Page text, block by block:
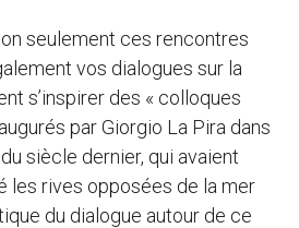
seulement ces rencontres
vos dialogues sur la
s’inspirer des « colloques
par Giorgio La Pira dans
siècle dernier, qui avaient
les rives opposées de la mer
du dialogue autour de ce